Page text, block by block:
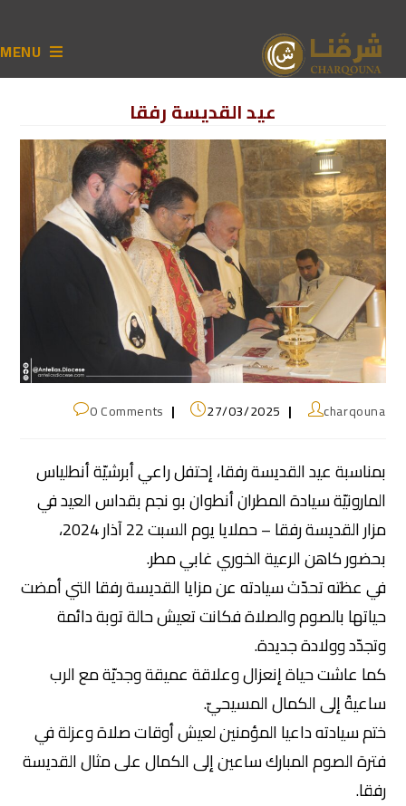
MENU
عيد القديسة رفقا
charqouna
27/03/2025
0 Comments
بمناسبة عيد القديسة رفقا، إحتفل راعي أبرشيّة أنطلياس
المارونيّة سيادة المطران أنطوان بو نجم بقداس العيد في
مزار القديسة رفقا – حملايا يوم السبت 22 آذار 2024،
بحضور كاهن الرعية الخوري غابي مطر.
في عظته تحدّث سيادته عن مزايا القديسة رفقا التي أمضت
حياتها بالصوم والصلاة فكانت تعيش حالة توبة دائمة
وتجدّد وولادة جديدة.
كما عاشت حياة إنعزال وعلاقة عميقة وجديّة مع الرب
ساعيةً إلى الكمال المسيحيّ.
ختم سيادته داعيا المؤمنين لعيش أوقات صلاة وعزلة في
فترة الصوم المبارك ساعين إلى الكمال على مثال القديسة
رفقا.